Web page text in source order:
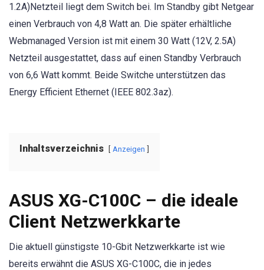
1.2A)Netzteil liegt dem Switch bei. Im Standby gibt Netgear
einen Verbrauch von 4,8 Watt an. Die später erhältliche
Webmanaged Version ist mit einem 30 Watt (12V, 2.5A)
Netzteil ausgestattet, dass auf einen Standby Verbrauch
von 6,6 Watt kommt. Beide Switche unterstützen das
Energy Efficient Ethernet (IEEE 802.3az).
Inhaltsverzeichnis Anzeigen
ASUS XG-C100C – die ideale
Client Netzwerkkarte
Die aktuell günstigste 10-Gbit Netzwerkkarte ist wie
bereits erwähnt die ASUS XG-C100C, die in jedes